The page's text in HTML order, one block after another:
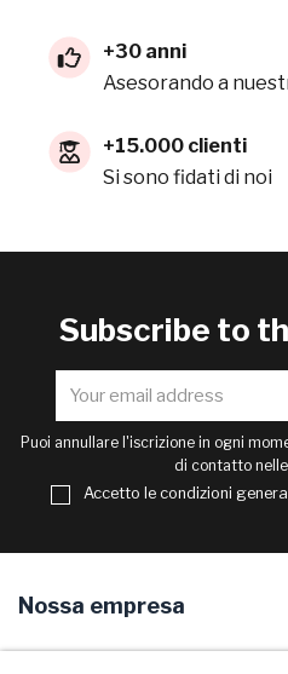
+30 anni
Asesorando a
+15.000 clienti
Si sono fidati di noi
Subscribe to
Puoi annullare l'iscrizione in ogni
di contatto
Accetto le condizioni
Nossa empresa